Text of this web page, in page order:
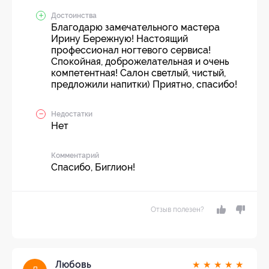
Достоинства
Благодарю замечательного мастера
Ирину Бережную! Настоящий
профессионал ногтевого сервиса!
Спокойная, доброжелательная и очень
компетентная! Салон светлый, чистый,
предложили напитки) Приятно, спасибо!
Недостатки
Нет
Комментарий
Спасибо, Биглион!
Отзыв полезен?
Любовь ★ ★ ★ ★ ★